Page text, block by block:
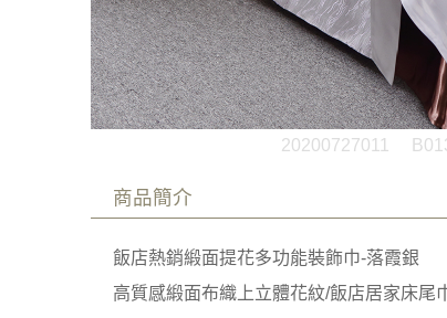
20200727011
商品簡介
飯店熱銷緞面提花多功能裝飾巾-落霞銀
高質感緞面布織上立體花紋/飯店居家床尾